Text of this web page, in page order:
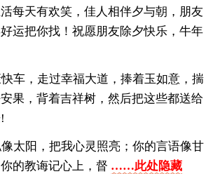
每天有欢笑，佳人相伴夕与朝，朋友
运把你找！祝愿朋友除夕快乐，牛年
车，走过幸福大道，捧着玉如意，揣
果，背着吉祥树，然后把这些都送给
太阳，把我心灵照亮；你的言语像甘
的教诲记心上，督 ……此处隐藏